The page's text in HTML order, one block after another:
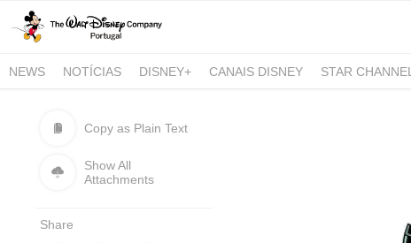
NEWS NOTÍCIAS DISNEY+ CANAIS DISNEY STAR CHANNEL
Copy as Plain Text
Show All
Attachments
Share